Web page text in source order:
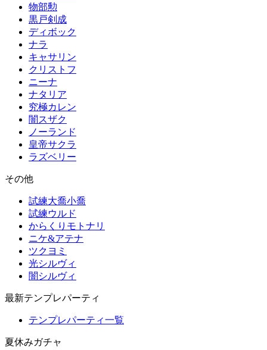
物部勲
黒戸剣成
ディボック
ナラ
キャサリン
クリストフ
ニーナ
ナタリア
究極カレン
闇スザク
ノーランド
皇帝サクラ
ラズベリー
その他
試練大喬小喬
試練ウルド
からくりモトナリ
ニケ&アテナ
ツクヨミ
光シルヴィ
闇シルヴィ
最新テンプレパーティ
テンプレパーティ一覧
夏休みガチャ